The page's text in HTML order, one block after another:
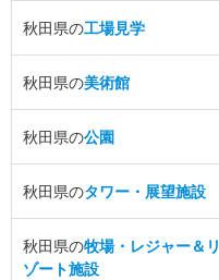
秋田県の工場見学
秋田県の美術館
秋田県の公園
秋田県のタワー・展望施設
秋田県の牧場・レジャー＆リ
ゾート施設